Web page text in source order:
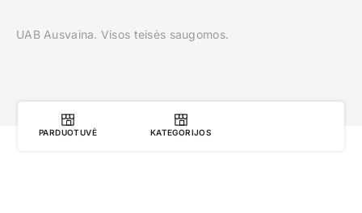
UAB Ausvaina. Visos teisės saugomos.
PARDUOTUVĖ KATEGORIJOS